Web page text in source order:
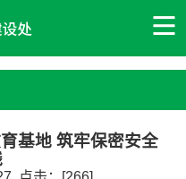
基地 筑牢保密安全